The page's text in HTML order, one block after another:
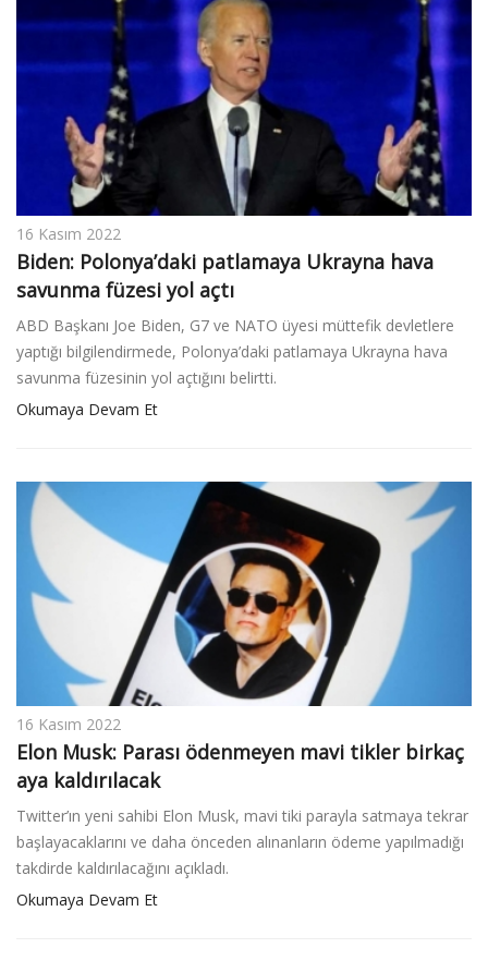
16 Kasım 2022
Biden: Polonya’daki patlamaya Ukrayna hava
savunma füzesi yol açtı
ABD Başkanı Joe Biden, G7 ve NATO üyesi müttefik devletlere
yaptığı bilgilendirmede, Polonya’daki patlamaya Ukrayna hava
savunma füzesinin yol açtığını belirtti.
Okumaya Devam Et
16 Kasım 2022
Elon Musk: Parası ödenmeyen mavi tikler birkaç
aya kaldırılacak
Twitter’ın yeni sahibi Elon Musk, mavi tiki parayla satmaya tekrar
başlayacaklarını ve daha önceden alınanların ödeme yapılmadığı
takdirde kaldırılacağını açıkladı.
Okumaya Devam Et